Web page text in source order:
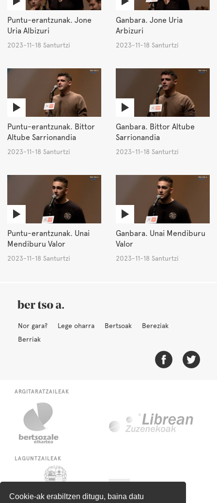
Cookie-ak erabiltzen ditugu, baina datu
Puntu-erantzunak. Jone
Uria Albizuri
2023-11-18 Santurtzi
Ganbara. Jone Uria
Arbizuri
2023-11-18 Santurtzi
Puntu-erantzunak. Bittor
Altube Sarrionandia
2023-11-18 Santurtzi
Ganbara. Bittor Altube
Sarrionandia
2023-11-18 Santurtzi
Puntu-erantzunak. Unai
Mendiburu Valor
2023-11-18 Santurtzi
Ganbara. Unai Mendiburu
Valor
2023-11-18 Santurtzi
Nor gara? Lege oharra Bertsoak
Bereziak
Berriak
ARGITARATZAILEAK
LAGUNTZAILEAK